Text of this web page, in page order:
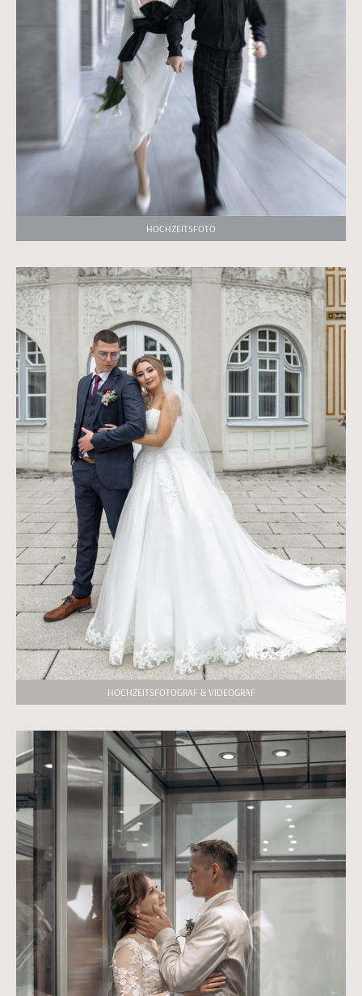
HOCHZEITSFOTO
HOCHZEITSFOTOGRAF & VIDEOGRAF